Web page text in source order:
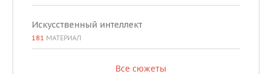
Искусственный интеллект
181 МАТЕРИАЛ
Все сюжеты